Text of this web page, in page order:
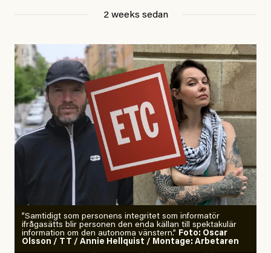
2 weeks sedan
”Samtidigt som personens integritet som informatör
ifrågasätts blir personen den enda källan till spektakulär
information om den autonoma vänstern.” Foto: Oscar
Olsson / TT / Annie Hellquist / Montage: Arbetaren